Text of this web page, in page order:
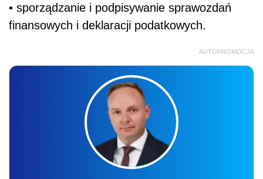
• sporządzanie i podpisywanie sprawozdań
finansowych i deklaracji podatkowych.
AUTOPROMOCJA